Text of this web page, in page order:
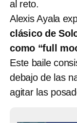
al reto.
Alexis Ayala
clásico de
como “full
Este baile
debajo de las
agitar las